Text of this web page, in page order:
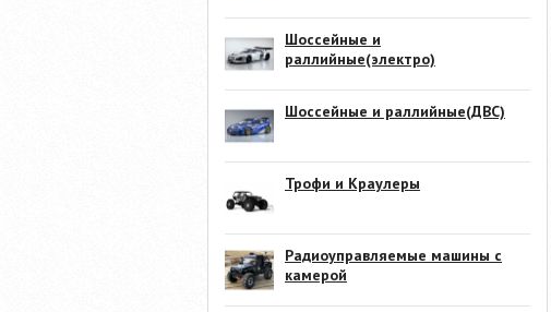
Шоссейные и
раллийные(электро)
Шоссейные и раллийные(ДВС)
Трофи и Краулеры
Радиоуправляемые машины с
камерой